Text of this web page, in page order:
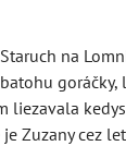
na
goráčky,
liezavala
Zuzany cez